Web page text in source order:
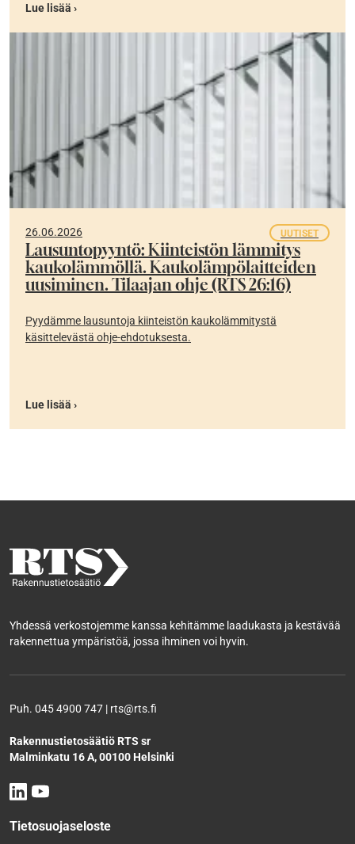
Lue lisää ›
26.06.2026 UUTISET
Lausuntopyyntö: Kiinteistön lämmitys
kaukolämmöllä. Kaukolämpölaitteiden
uusiminen. Tilaajan ohje (RTS 26:16)
Pyydämme lausuntoja kiinteistön kaukolämmitystä
käsittelevästä ohje-ehdotuksesta.
Lue lisää ›
Yhdessä verkostojemme kanssa kehitämme laadukasta ja kestävää
rakennettua ympäristöä, jossa ihminen voi hyvin.
Puh. 045 4900 747 | rts@rts.fi
Rakennustietosäätiö RTS sr
Malminkatu 16 A, 00100 Helsinki
Tietosuojaseloste